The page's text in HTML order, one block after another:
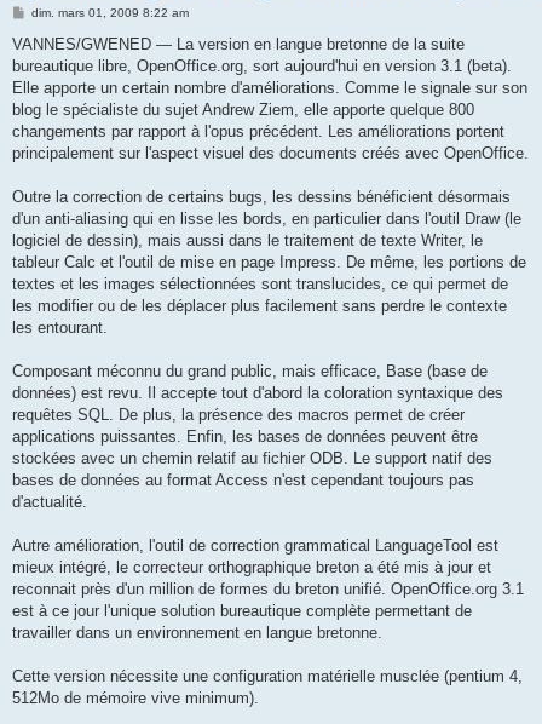
M
s
a
g
dim. mars 01, 2009 8:22 am
VANNES/GWENED — La version en langue bretonne de la suite
bureautique libre, OpenOffice.org, sort aujourd'hui en version 3.1 (beta).
Elle apporte un certain nombre d'améliorations. Comme le signale sur son
blog le spécialiste du sujet Andrew Ziem, elle apporte quelque 800
changements par rapport à l'opus précédent. Les améliorations portent
principalement sur l'aspect visuel des documents créés avec OpenOffice.
Outre la correction de certains bugs, les dessins bénéficient désormais
d'un anti-aliasing qui en lisse les bords, en particulier dans l'outil Draw (le
logiciel de dessin), mais aussi dans le traitement de texte Writer, le
tableur Calc et l'outil de mise en page Impress. De même, les portions de
textes et les images sélectionnées sont translucides, ce qui permet de
les modifier ou de les déplacer plus facilement sans perdre le contexte
les entourant.
Composant méconnu du grand public, mais efficace, Base (base de
données) est revu. Il accepte tout d'abord la coloration syntaxique des
requêtes SQL. De plus, la présence des macros permet de créer
applications puissantes. Enfin, les bases de données peuvent être
stockées avec un chemin relatif au fichier ODB. Le support natif des
bases de données au format Access n'est cependant toujours pas
d'actualité.
Autre amélioration, l'outil de correction grammatical LanguageTool est
mieux intégré, le correcteur orthographique breton a été mis à jour et
reconnait près d'un million de formes du breton unifié. OpenOffice.org 3.1
est à ce jour l'unique solution bureautique complète permettant de
travailler dans un environnement en langue bretonne.
Cette version nécessite une configuration matérielle musclée (pentium 4,
512Mo de mémoire vive minimum).